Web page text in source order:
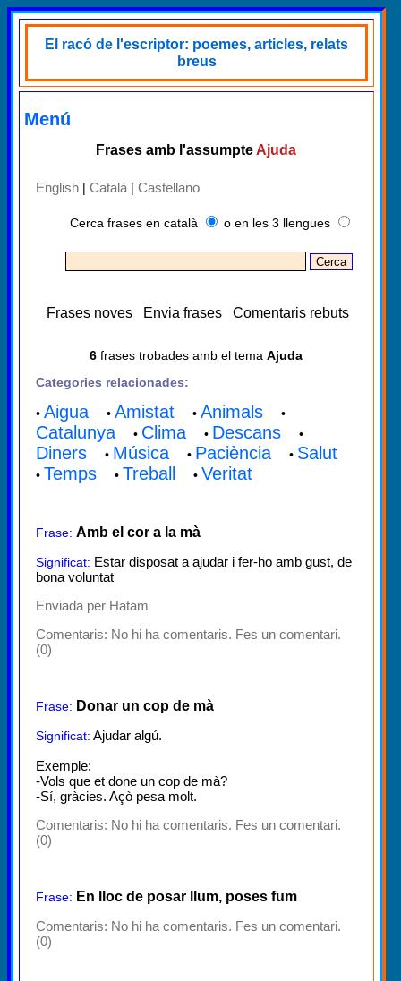
El racó de l'escriptor: poemes, articles, relats
breus
Menú
Frases amb l'assumpte Ajuda
English | Català | Castellano
Cerca frases en català o en les 3 llengues
Frases noves Envia frases Comentaris rebuts
6frases trobades amb el tema Ajuda
Categories relacionades:
• Aigua • Amistat • Animals •
Catalunya • Clima • Descans •
Diners • Música • Paciència • Salut
• Temps • Treball • Veritat
Frase: Amb el cor a la mà
Significat: Estar disposat a ajudar i fer-ho amb gust, de
bona voluntat
Enviada per Hatam
Comentaris: No hi ha comentaris. Fes un comentari.
(0)
Frase: Donar un cop de mà
Significat: Ajudar algú.
Exemple:
-Vols que et done un cop de mà?
-Sí, gràcies. Açò pesa molt.
Comentaris: No hi ha comentaris. Fes un comentari.
(0)
Frase: En lloc de posar llum, poses fum
Comentaris: No hi ha comentaris. Fes un comentari.
(0)